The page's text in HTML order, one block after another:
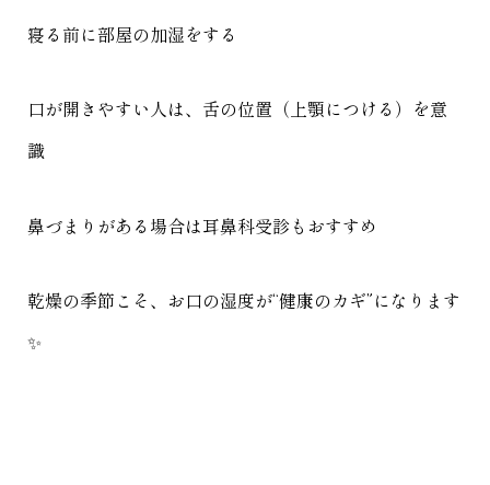
寝る前に部屋の加湿をする
口が開きやすい人は、舌の位置（上顎につける）を意
識
鼻づまりがある場合は耳鼻科受診もおすすめ
乾燥の季節こそ、お口の湿度が“健康のカギ”になります
✨